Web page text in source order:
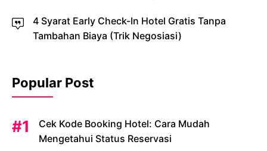
4 Syarat Early Check-In Hotel Gratis Tanpa
Tambahan Biaya (Trik Negosiasi)
Popular Post
Cek Kode Booking Hotel: Cara Mudah
Mengetahui Status Reservasi